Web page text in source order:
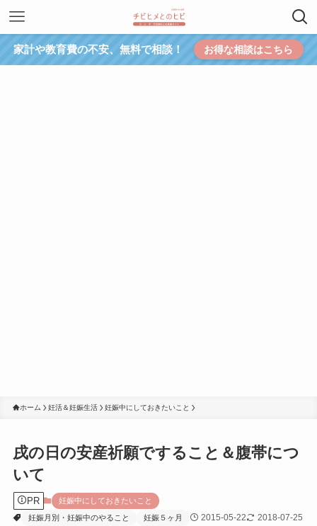
家計や教育費の不安、無料で相談！ お得な相談はこちら
ホーム 妊活＆妊娠生活 妊娠中にしておきたいこと
戌の日の安産祈願ですること＆腹帯につ
いて
PR
妊娠中にしておきたいこと
妊娠月別・妊娠中のやること
妊娠５ヶ月 2015-05-22 2018-07-25